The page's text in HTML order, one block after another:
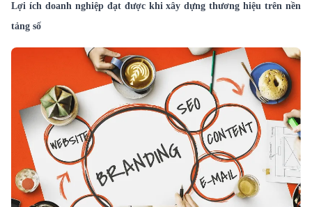
Lợi ích doanh nghiệp đạt được khi xây dựng thương hiệu trên nền
tảng số